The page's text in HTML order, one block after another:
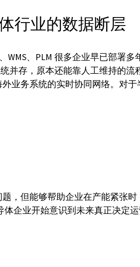
体行业的数据断层
WMS、PLM 很多企业早已部
并存，原本还能靠人工维持的流
业务系统的实时协同网络。对于
，但能够帮助企业在产能紧张
企业开始意识到未来真正决定